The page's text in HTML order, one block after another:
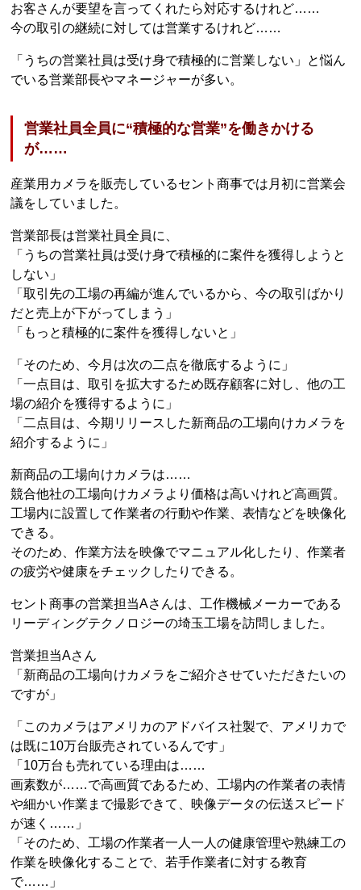
お客さんが要望を言ってくれたら対応するけれど……
今の取引の継続に対しては営業するけれど……
「うちの営業社員は受け身で積極的に営業しない」と悩ん
でいる営業部長やマネージャーが多い。
営業社員全員に“積極的な営業”を働きかける
が……
産業用カメラを販売しているセント商事では月初に営業会
議をしていました。
営業部長は営業社員全員に、
「うちの営業社員は受け身で積極的に案件を獲得しようと
しない」
「取引先の工場の再編が進んでいるから、今の取引ばかり
だと売上が下がってしまう」
「もっと積極的に案件を獲得しないと」
「そのため、今月は次の二点を徹底するように」
「一点目は、取引を拡大するため既存顧客に対し、他の工
場の紹介を獲得するように」
「二点目は、今期リリースした新商品の工場向けカメラを
紹介するように」
新商品の工場向けカメラは……
競合他社の工場向けカメラより価格は高いけれど高画質。
工場内に設置して作業者の行動や作業、表情などを映像化
できる。
そのため、作業方法を映像でマニュアル化したり、作業者
の疲労や健康をチェックしたりできる。
セント商事の営業担当Aさんは、工作機械メーカーである
リーディングテクノロジーの埼玉工場を訪問しました。
営業担当Aさん
「新商品の工場向けカメラをご紹介させていただきたいの
ですが」
「このカメラはアメリカのアドバイス社製で、アメリカで
は既に10万台販売されているんです」
「10万台も売れている理由は……
画素数が……で高画質であるため、工場内の作業者の表情
や細かい作業まで撮影できて、映像データの伝送スピード
が速く……」
「そのため、工場の作業者一人一人の健康管理や熟練工の
作業を映像化することで、若手作業者に対する教育
で……」